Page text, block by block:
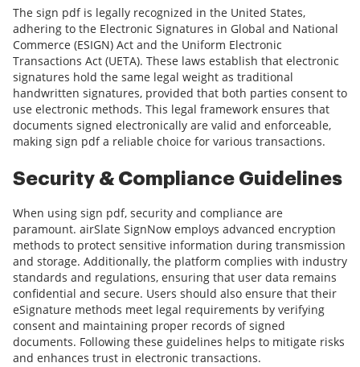
The sign pdf is legally recognized in the United States,
adhering to the Electronic Signatures in Global and National
Commerce (ESIGN) Act and the Uniform Electronic
Transactions Act (UETA). These laws establish that electronic
signatures hold the same legal weight as traditional
handwritten signatures, provided that both parties consent to
use electronic methods. This legal framework ensures that
documents signed electronically are valid and enforceable,
making sign pdf a reliable choice for various transactions.
Security & Compliance Guidelines
When using sign pdf, security and compliance are
paramount. airSlate SignNow employs advanced encryption
methods to protect sensitive information during transmission
and storage. Additionally, the platform complies with industry
standards and regulations, ensuring that user data remains
confidential and secure. Users should also ensure that their
eSignature methods meet legal requirements by verifying
consent and maintaining proper records of signed
documents. Following these guidelines helps to mitigate risks
and enhances trust in electronic transactions.